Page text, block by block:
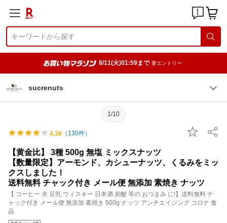
8/11(火)01:59まで 要エントリー
sucrenuts
1/10
4.36 （ 130件）
【黄金比】 3種 500g 無塩 ミックスナッツ
【数量限定】アーモンド、カシューナッツ、くるみをミッ
クスしました！
送料無料 チャック付き メール便 無添加 素焼き ナッツ
【 コーヒー 水 豆乳 ウィスキー 日本酒 炭酸 等の おつまみ に!】送料無料 チ
ャック付き メール便 無添加 素焼き 500g ナッツ アンチエイジング コロナ 食
品